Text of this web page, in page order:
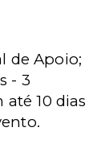
de Apoio;
- 3
10 dias